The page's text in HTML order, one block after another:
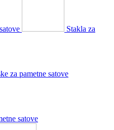
Stakla za
za pametne satove
satove